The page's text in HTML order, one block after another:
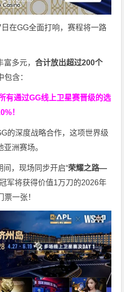
在GG全面打响，赛程将一路
富多元，合计放出超过200个
包含：
有通过GG线上卫星赛晋级的选
！
的深度战略合作，这项世界级
亚洲赛场。
，现场同步开启“荣耀之路—
军将获得价值1万刀的2026年
一张！